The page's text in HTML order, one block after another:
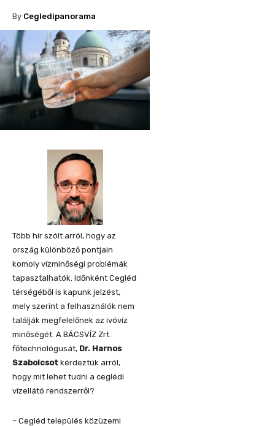
By Cegledipanorama
Több hír szólt arról, hogy az
ország különböző pontjain
komoly vízminőségi problémák
tapasztalhatók. Időnként Cegléd
térségéből is kapunk jelzést,
mely szerint a felhasználók nem
találják megfelelőnek az ivóvíz
minőségét. A BÁCSVÍZ Zrt.
főtechnológusát, Dr. Harnos
Szabolcsot kérdeztük arról,
hogy mit lehet tudni a ceglédi
vízellátó rendszerről?
– Cegléd település közüzemi